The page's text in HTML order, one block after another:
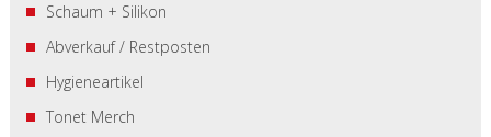
Schaum + Silikon
Abverkauf / Restposten
Hygieneartikel
Tonet Merch